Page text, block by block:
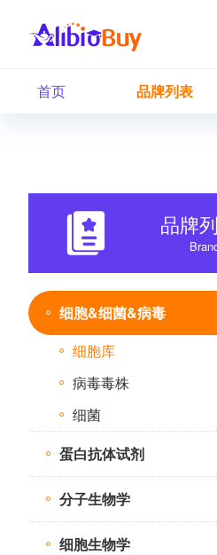
首页 品牌列表
品牌
细胞&细菌&病毒
细胞库
病毒毒株
细菌
蛋白抗体试剂
分子生物学
细胞生物学